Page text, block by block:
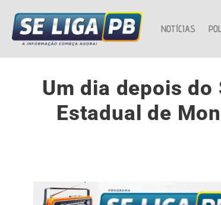
NOTÍCIAS
Um dia depois
Estadual de